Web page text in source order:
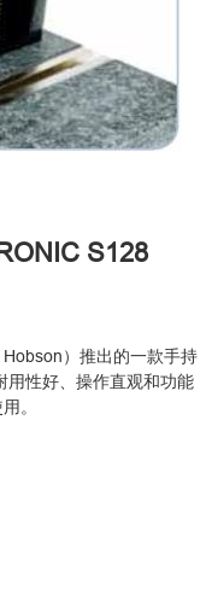
S128
）推出的一款手持
用性好、操作直观和功能
。